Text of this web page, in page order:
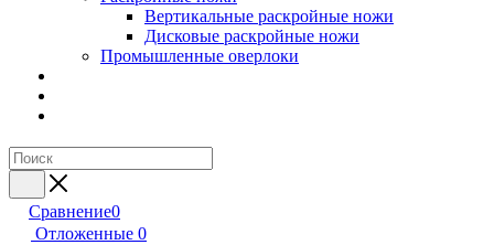
Вертикальные раскройные ножи
Дисковые раскройные ножи
Промышленные оверлоки
Сравнение0
Отложенные 0